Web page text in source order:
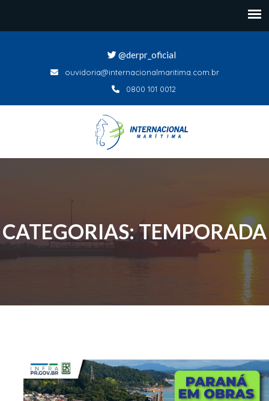
@derpr_oficial
ouvidoria@internacionalmaritima.com.br
0800 101 0012
CATEGORIAS: TEMPORADA